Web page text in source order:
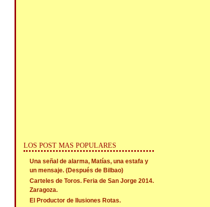
LOS POST MAS POPULARES
Una señal de alarma, Matías, una estafa y
un mensaje. (Después de Bilbao)
Carteles de Toros. Feria de San Jorge 2014.
Zaragoza.
El Productor de Ilusiones Rotas.